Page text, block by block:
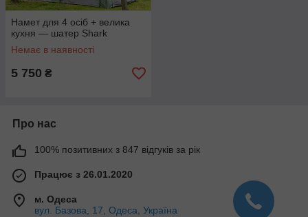
Намет для 4 осіб + велика
кухня — шатер Shark
Немає в наявності
5 750 ₴
Про нас
100% позитивних з 847 відгуків за рік
Працює з 26.01.2020
м. Одеса
вул. Базова, 17, Одеса, Україна